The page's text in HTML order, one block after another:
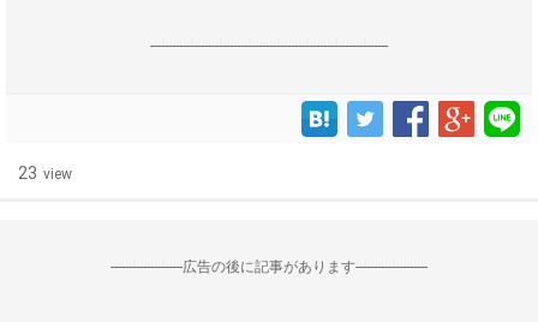
------------------------------------------------------------------
23 view
--------------------広告の後に記事があります--------------------